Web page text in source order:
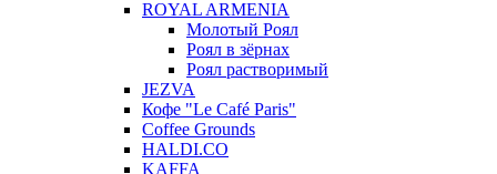
ROYAL ARMENIA
Молотый Роял
Роял в зёрнах
Роял растворимый
JEZVA
Кофе "Le Café Paris"
Coffee Grounds
HALDI.CO
KAFFA